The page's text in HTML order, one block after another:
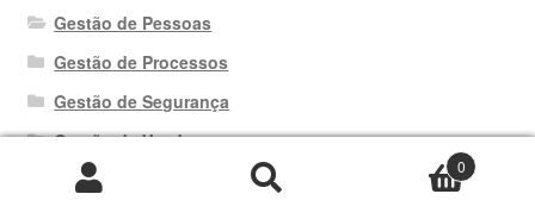
Gestão de Pessoas
Gestão de Processos
Gestão de Segurança
Gestão de Vendas
Gestão Empresarial
Pesquisar
Pesquisar
0